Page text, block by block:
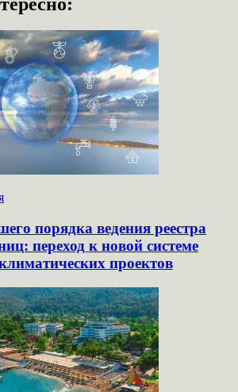
порядка ведения реестра
переход к новой системе
проектов